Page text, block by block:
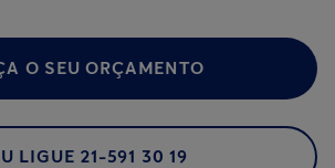
O SEU ORÇAMENTO
LIGUE 21-591 30 19